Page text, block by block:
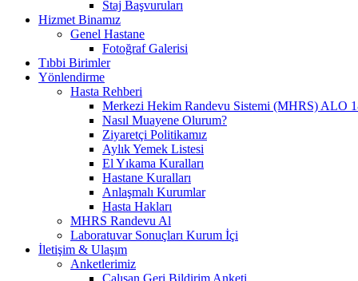
Staj Başvuruları
Hizmet Binamız
Genel Hastane
Fotoğraf Galerisi
Tıbbi Birimler
Yönlendirme
Hasta Rehberi
Merkezi Hekim Randevu Sistemi (MHRS) ALO
Nasıl Muayene Olurum?
Ziyaretçi Politikamız
Aylık Yemek Listesi
El Yıkama Kuralları
Hastane Kuralları
Anlaşmalı Kurumlar
Hasta Hakları
MHRS Randevu Al
Laboratuvar Sonuçları Kurum İçi
İletişim & Ulaşım
Anketlerimiz
Çalışan Geri Bildirim Anketi